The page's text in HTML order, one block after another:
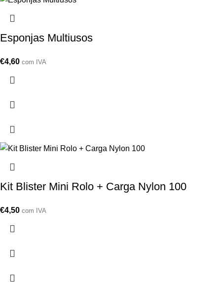
Esponjas Multiusos
€4,60 com IVA
Kit Blister Mini Rolo + Carga Nylon 100
€4,50 com IVA